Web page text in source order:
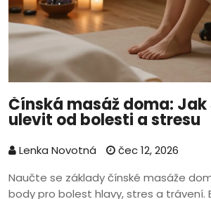
Čínská masáž doma: Jak
ulevit od bolesti a stresu
Lenka Novotná
čec 12, 2026
Naučte se základy čínské masáže
body pro bolest hlavy, stres a trávení.